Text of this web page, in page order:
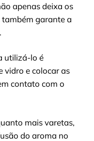
apenas deixa os
também garante a
utilizá-lo é
vidro e colocar as
contato com o
mais varetas,
do aroma no